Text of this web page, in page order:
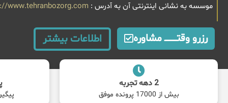
موسسه به نشانی اینترنتی آن به آدرس : www.tehranbozorg.com
رزرو وقتــــــــــــ مشاوره اطلاعات بیشتر
2 دهه تجربه
بیش از 17000 پرونده موفق